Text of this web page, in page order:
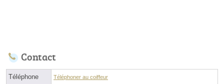
Contact
Téléphone Téléphoner au coiffeur